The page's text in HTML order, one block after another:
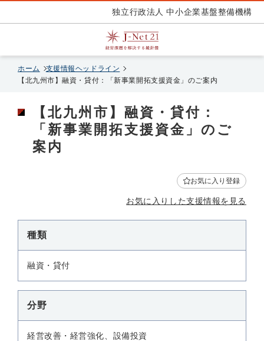
独立行政法人 中小企業基盤整備機構
ホーム
支援情報ヘッドライン
【北九州市】融資・貸付：「新事業開拓支援資金」のご案内
【北九州市】融資・貸付：
「新事業開拓支援資金」のご
案内
お気に入り登録
お気に入りした支援情報を見る
種類
融資・貸付
分野
経営改善・経営強化、設備投資